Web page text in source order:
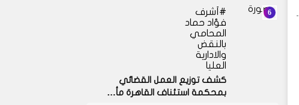
أشرف
فؤاد حماد
المحامي
بالنقض
والادارية
العليا
كشف توزيع العمل القضائي
بمحكمة استئناف القاهرة مأ…